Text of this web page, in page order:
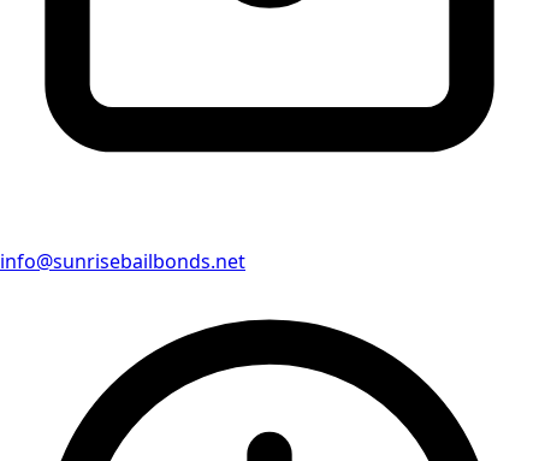
info@sunrisebailbonds.net